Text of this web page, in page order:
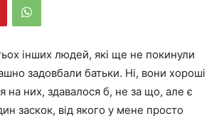
інших людей, які ще не покинули
задовбали батьки. Ні, вони хороші
на них, здавалося б, не за що, але є
заскок, від якого у мене просто